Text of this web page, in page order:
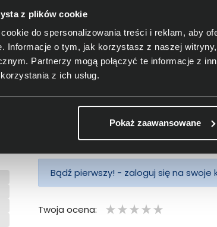
z plików cookie
do spersonalizowania treści i reklam, aby
Informacje o tym, jak korzystasz z naszej
Partnerzy mogą połączyć te informacje z
z ich usług.
Pokaż zaawansowane
Osoba odpowiedzialna za produkt
Bądź pierwszy! - zaloguj się na
Twoja ocena: